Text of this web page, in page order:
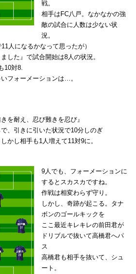
戦。
相手はFC八戸。なかなかの強
敵の試合に人数は少ない状
況。
人になるかなって思ったが）
した』で試合開始は8人の状況。
10対8.
フォーメーションは…。
を耐え、忍び難きを忍び』
、引きに引いた状況で10分しのぎ
かし相手も1人増えて11対9に。
9人でも、フォーメーションに
するとスカスカですね。
作戦は相変わらず守り。
しかし、奇跡が起こる。タナ
ボンのゴールキックを
ここ最近キレキレの前田君が
ドリブルで抜いて高橋君へパ
ス
高橋君も相手を抜いて、シュ
ート。